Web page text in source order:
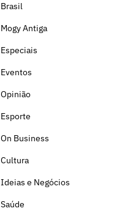
Brasil
Mogy Antiga
Especiais
Eventos
Opinião
Esporte
On Business
Cultura
Ideias e Negócios
Saúde